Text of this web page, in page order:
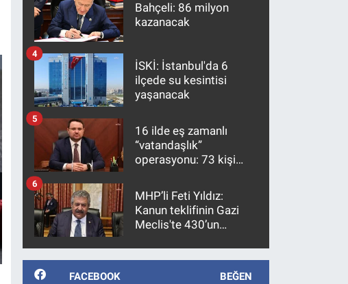
Bahçeli: 86 milyon
kazanacak
İSKİ: İstanbul'da 6
ilçede su kesintisi
yaşanacak
4
16 ilde eş zamanlı
“vatandaşlık”
operasyonu: 73 kişi
5
MHP’li Feti Yıldız:
Kanun teklifinin Gazi
Meclis'te 430’un
kanunlaşacağı
6
FACEBOOK BEĞEN